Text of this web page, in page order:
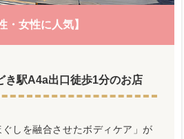
・女性に人気】
き駅A4a出口徒歩1分のお店
ぐしを融合させたボディケア」が